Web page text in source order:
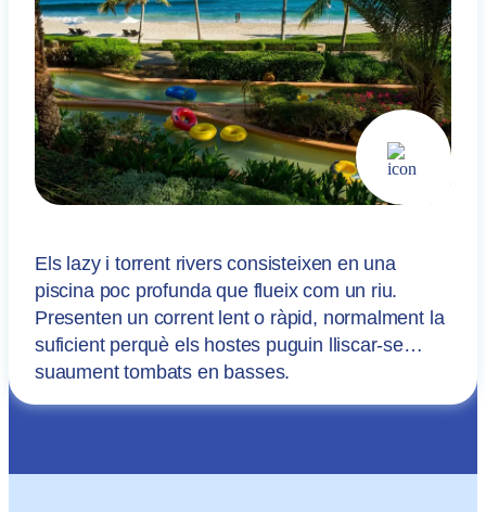
Els lazy i torrent rivers consisteixen en una
piscina poc profunda que flueix com un riu.
Presenten un corrent lent o ràpid, normalment la
suficient perquè els hostes puguin lliscar-se
suaument tombats en basses.